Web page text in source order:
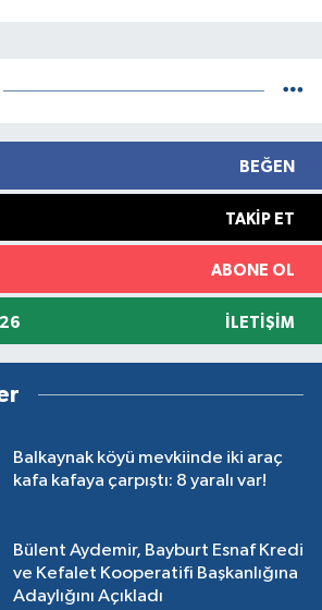
BEĞEN
TAKIP ET
ABONE OL
İLETIŞIM
Balkaynak köyü mevkiinde iki araç
kafa kafaya çarpıştı: 8 yaralı var!
Bülent Aydemir, Bayburt Esnaf Kredi
ve Kefalet Kooperatifi Başkanlığına
Adaylığını Açıkladı